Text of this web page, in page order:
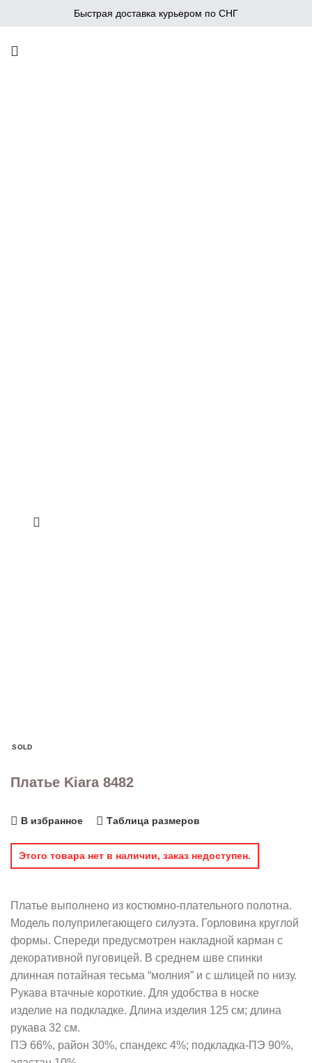
Быстрая доставка курьером по СНГ
SOLD
Платье Kiara 8482
В избранное Таблица размеров
Этого товара нет в наличии, заказ недоступен.
Платье выполнено из костюмно-плательного полотна.
Модель полуприлегающего силуэта. Горловина круглой
формы. Спереди предусмотрен накладной карман с
декоративной пуговицей. В среднем шве спинки
длинная потайная тесьма “молния” и с шлицей по низу.
Рукава втачные короткие. Для удобства в носке
изделие на подкладке. Длина изделия 125 см; длина
рукава 32 см.
ПЭ 66%, район 30%, спандекс 4%; подкладка-ПЭ 90%,